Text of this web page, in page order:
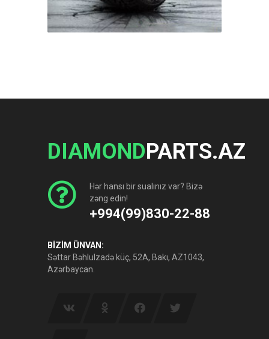
DIAMONDPARTS.AZ
Hər hansı bir sualınız var? Bizə
zəng edin!
+994(99)830-22-88
BİZİM ÜNVAN:
Səttar Bəhlulzadə küç, 52A, Bakı, AZ1043,
Azərbaycan.